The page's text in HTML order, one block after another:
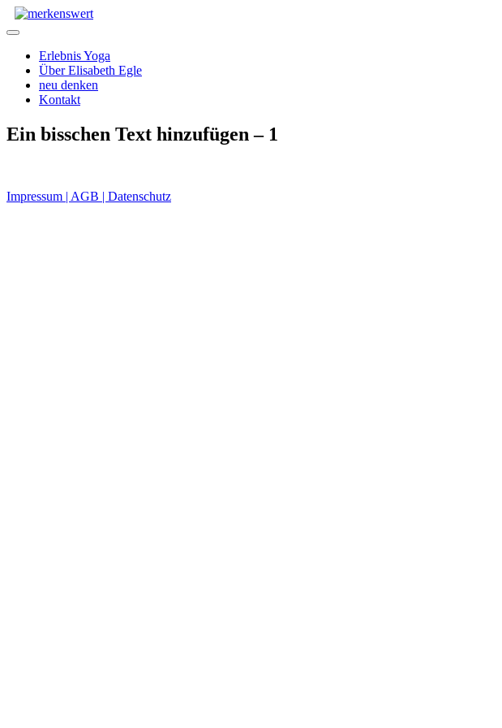
Zum
Inhalt
Erlebnis Yoga
Über Elisabeth Egle
neu denken
Kontakt
Ein bisschen Text hinzufügen – 1
Impressum | AGB | Datenschutz